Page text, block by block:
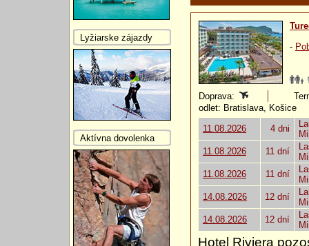
-
Doprava:
odlet: Bratislava, Košice
11.08.2026
4 dni
11.08.2026
11 dní
11.08.2026
11 dní
14.08.2026
12 dní
14.08.2026
12 dní
Hotel Riviera
Lyžiarske zájazdy
Aktívna dovolenka